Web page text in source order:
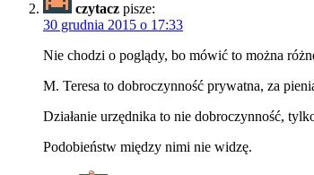
czytacz pisze:
30 grudnia 2015 o 17:33
Nie chodzi o poglądy, bo mówić to można
M. Teresa to dobroczynność prywatna, za
Działanie urzędnika to nie dobroczynność,
Podobieństw między nimi nie widzę.